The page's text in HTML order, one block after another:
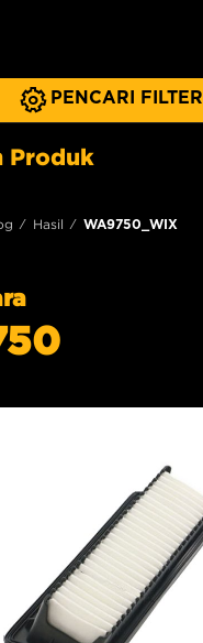
PENCARI FILTER
Produk
Hasil WA9750_WIX